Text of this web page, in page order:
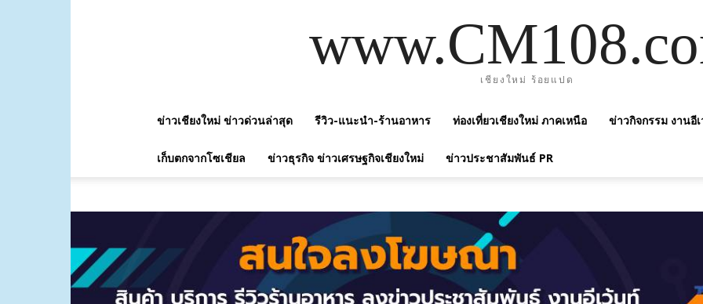
เชียงใหม่ ร้อยแปด
ข่าวเชียงใหม่ ข่าวด่วนล่าสุด รีวิว-แนะนำ-ร้านอาหาร ท่องเที่ยวเชียงใหม่ ภาคเหนือ ข่าวกิจกรรม งานอี
เก็บตกจากโซเชียล ข่าวธุรกิจ ข่าวเศรษฐกิจเชียงใหม่ ข่าวประชาสัมพันธ์ PR